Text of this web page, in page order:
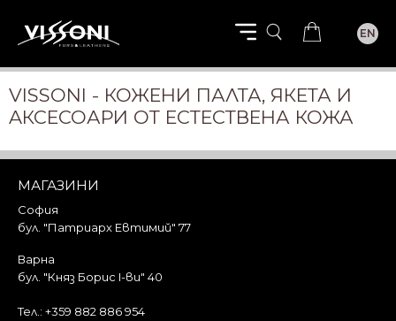
EN
VISSONI - КОЖЕНИ ПАЛТА, ЯКЕТА И
AКСЕСОАРИ ОТ ЕСТЕСТВЕНА КОЖА
МАГАЗИНИ
София
бул. "Патриарх Евтимий" 77
Варна
бул. "Княз Борис I-ви" 40
Тел.: +359 882 886 954